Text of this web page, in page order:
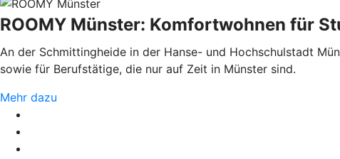
ROOMY Münster: Komfortwohnen für
An der Schmittingheide in der Hanse- und Hochschulstadt
sowie für Berufstätige, die nur auf Zeit in Münster sind.
Mehr dazu